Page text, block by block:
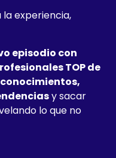
experiencia,
episodio con
TOP de
y sacar
lo que no